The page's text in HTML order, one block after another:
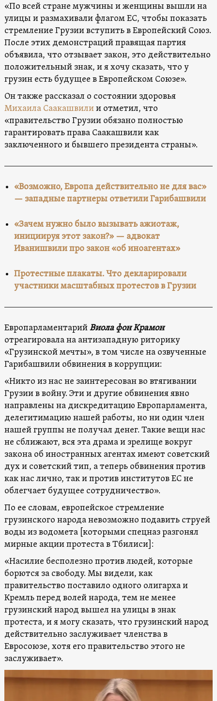
«По всей стране мужчины и женщины вышли на
улицы и размахивали флагом ЕС, чтобы показать
стремление Грузии вступить в Европейский Союз.
После этих демонстраций правящая партия
объявила, что отзывает закон, это действительно
положительный знак, и я хочу сказать, что у
грузин есть будущее в Европейском Союзе».
Он также рассказал о состоянии здоровья
Михаила Саакашвилии отметил, что
«правительство Грузии обязано полностью
гарантировать права Саакашвили как
заключенного и бывшего президента страны».
«Возможно, Европа действительно не для вас»
— западные партнеры ответили Гарибашвили
«Зачем нужно было вызывать ажиотаж,
инициируя этот закон?» — адвокат
Иванишвили про закон «об иноагентах»
Протестные плакаты. Что декларировали
участники масштабных протестов в Грузии
ЕвропарламентарийВиола фон Крамон
отреагировала на антизападную риторику
«Грузинской мечты», в том числе на озвученные
Гарибашвили обвинения в коррупции:
«Никто из нас не заинтересован во втягивании
Грузии в войну. Эти и другие обвинения явно
направлены на дискредитацию Европарламента,
делегитимацию нашей работы, но ни один член
нашей группы не получал денег. Такие вещи нас
не сближают, вся эта драма и зрелище вокруг
закона об иностранных агентах имеют советский
дух и советский тип, а теперь обвинения против
как нас лично, так и против институтов ЕС не
облегчает будущее сотрудничество».
По ее словам, европейское стремление
грузинского народа невозможно подавить струей
воды из водомета [которыми спецназ разгонял
мирные акции протеста в Тбилиси]:
«Насилие бесполезно против людей, которые
борются за свободу. Мы видели, как
правительство поставило одного олигарха и
Кремль перед волей народа, тем не менее
грузинский народ вышел на улицы в знак
протеста, и я могу сказать, что грузинский народ
действительно заслуживает членства в
Евросоюзе, хотя его правительство этого не
заслуживает».